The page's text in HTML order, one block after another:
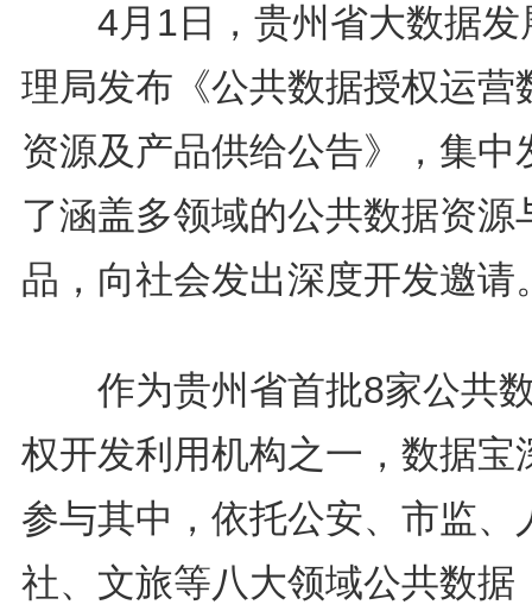
4月1日，贵州省大数据发
理局发布《公共数据授权运营
资源及产品供给公告》，集中
了涵盖多领域的公共数据资源
品，向社会发出深度开发邀请
作为贵州省首批8家公共
权开发利用机构之一，数据宝
参与其中，依托公安、市监、
社、文旅等八大领域公共数据